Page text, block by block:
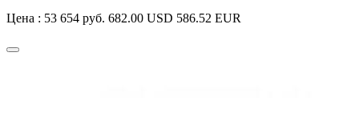
Цена : 53 654 руб. 682.00 USD 586.52 EUR